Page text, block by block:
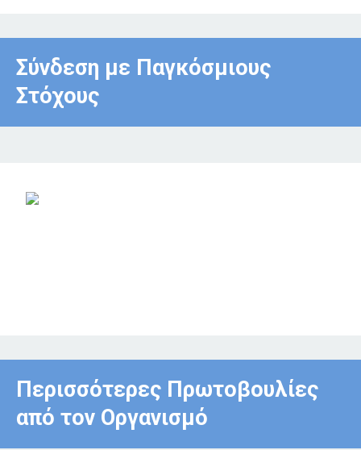
Σύνδεση με Παγκόσμιους
Στόχους
Περισσότερες Πρωτοβουλίες
από τον Οργανισμό